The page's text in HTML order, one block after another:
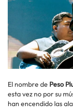
El nombre de Peso
esta vez no por su
han encendido las